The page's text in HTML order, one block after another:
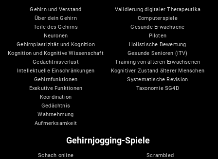
Gehirn und Verstand
Über dein Gehirn
Teile des Gehirns
Neuronen
Gehirnplastizität und Kognition
Kognition und Kognitive Wissenschaft
Gedächtnisverlust
Intellektuelle Einschränkungen
Gehirnfunktionen
Exekutive Funktionen
Koordination
Gedächtnis
Wahrnehmung
Aufmerksamkeit
Validierung digitaler Therapeutika
Computerspiele
Gesunde Erwachsene
Piloten
Holistische Bewertung
Gesunde Senioren (iTV)
Training von älteren Erwachsenen
Kognitiver Zustand älterer Menschen
Systematische Revision
Taxonomie SG4D
Gehirnjogging-Spiele
Schach online
Scrambled